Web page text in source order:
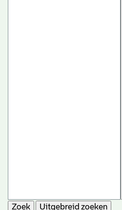
Zoek
Uitgebreid zoeken